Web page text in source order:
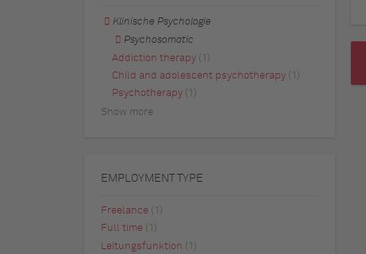
Klinische Psychologie
Psychosomatic
Addiction therapy (1)
Child and adolescent psychotherapy (1)
Psychotherapy (1)
Show more
EMPLOYMENT TYPE
Freelance
(1)
Full time
(1)
Leitungsfunktion (1)